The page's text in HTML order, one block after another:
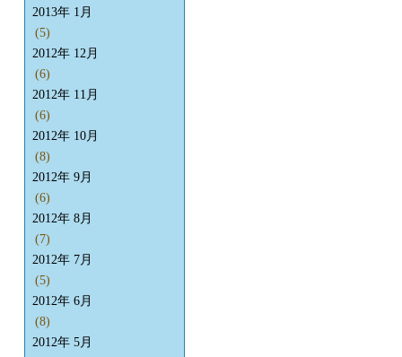
2013年 1月
(5)
2012年 12月
(6)
2012年 11月
(6)
2012年 10月
(8)
2012年 9月
(6)
2012年 8月
(7)
2012年 7月
(5)
2012年 6月
(8)
2012年 5月